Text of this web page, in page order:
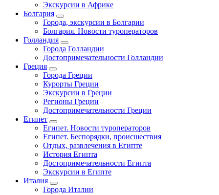
Экскурсии в Африке
Болгария
Города, экскурсии в Болгарии
Болгария. Новости туроператоров
Голландия
Города Голландии
Достопримечательности Голландии
Греция
Города Греции
Курорты Греции
Экскурсии в Греции
Регионы Греции
Достопримечательности Греции
Египет
Египет. Новости туроператоров
Египет. Беспорядки, происшествия
Отдых, развлечения в Египте
История Египта
Достопримечательности Египта
Экскурсии в Египте
Италия
Города Италии